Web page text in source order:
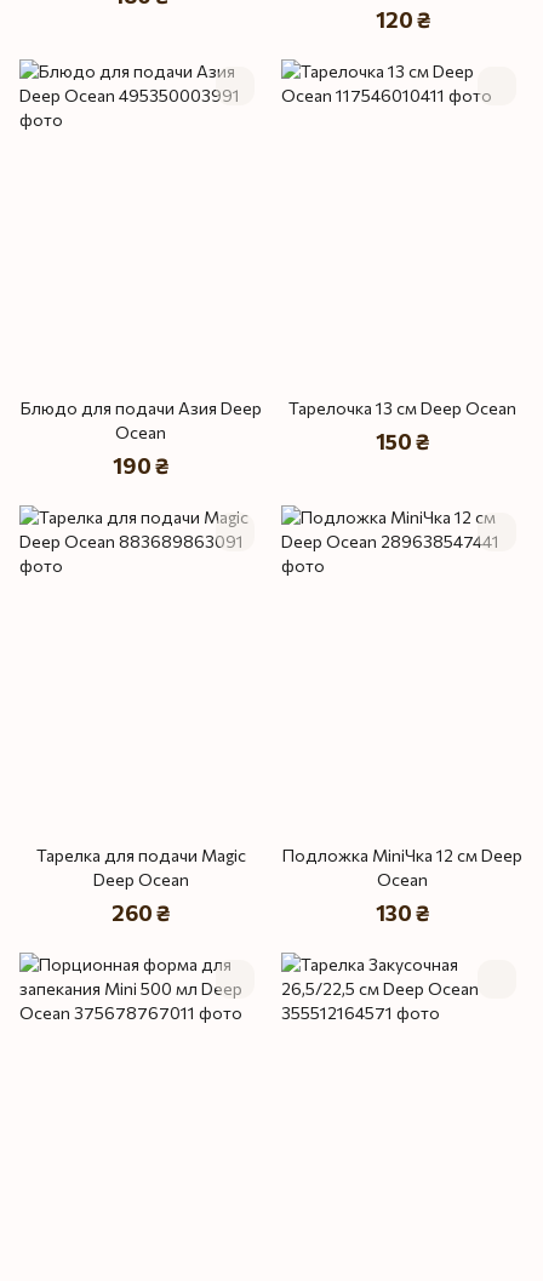
120 ₴
Блюдо для подачи Азия Deep
Ocean
190 ₴
Тарелочка 13 см Deep Ocean
150 ₴
Тарелка для подачи Magic
Deep Ocean
260 ₴
Подложка MiniЧка 12 см Deep
Ocean
130 ₴